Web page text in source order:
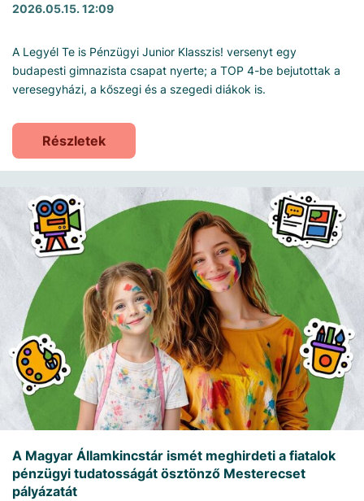
2026.05.15. 12:09
A Legyél Te is Pénzügyi Junior Klasszis! versenyt egy
budapesti gimnazista csapat nyerte; a TOP 4-be bejutottak a
veresegyházi, a kőszegi és a szegedi diákok is.
Részletek
A Magyar Államkincstár ismét meghirdeti a fiatalok
pénzügyi tudatosságát ösztönző Mesterecset
pályázatát